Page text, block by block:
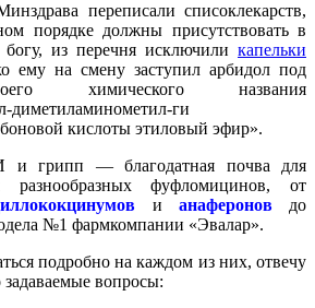
переписали списоклекарств,
порядке должны присутствовать в
из перечня исключили капельки
ему на смену заступил арбидол под
химического названия
диметиламинометил-ги
кислоты этиловый эфир».
грипп — благодатная почва для
разнообразных фуфломицинов, от
и анафероновдо
№1 фармкомпании «Эвалар».
подробно на каждом из них, отвечу
задаваемые вопросы: